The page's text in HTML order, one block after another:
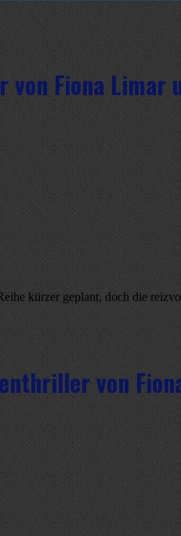
von Fiona Limar
kürzer geplant, doch die
von